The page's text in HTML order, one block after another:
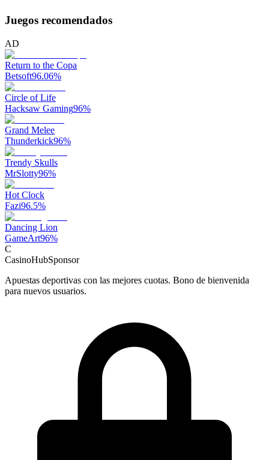
Juegos recomendados
AD
Return to the Copa
Betsoft96.06%
Circle of Life
Hacksaw Gaming96%
Grand Melee
Thunderkick96%
Trendy Skulls
MrSlotty96%
Hot Clock
Fazi96.5%
Dancing Lion
GameArt96%
C
CasinoHubSponsor
Apuestas deportivas con las mejores cuotas. Bono de bienvenida
para nuevos usuarios.